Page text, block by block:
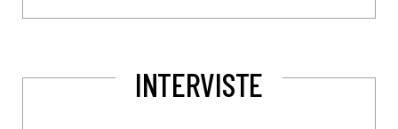
INTERVISTE